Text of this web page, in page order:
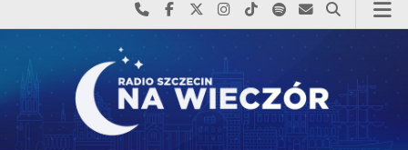
Najlepiej po prostu do nas zadzwoń
Odwiedź nas na Facebook-u
Odwiedź nas na X
Odwiedź nas na Instagram-ie
Odwiedź nas na TikTok-u
Szukaj nas na Spotify
Wyślij do nas
Szukaj